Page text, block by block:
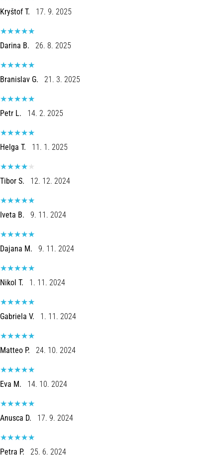
a
corrida?
Uma
causas
mais
é
a
fascite
plantar.
todos
os
artigos
Kryštof T. 17. 9. 2025
Darina B. 26. 8. 2025
Branislav G. 21. 3. 2025
Petr L. 14. 2. 2025
Helga T. 11. 1. 2025
Tibor S. 12. 12. 2024
Iveta B. 9. 11. 2024
Dajana M. 9. 11. 2024
Nikol T. 1. 11. 2024
Gabriela V. 1. 11. 2024
Matteo P. 24. 10. 2024
Eva M. 14. 10. 2024
Anusca D. 17. 9. 2024
Petra P. 25. 6. 2024